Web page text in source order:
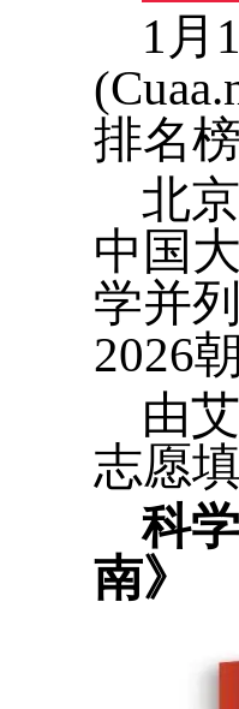
1月
排名榜
北
中国
学并
2026
由
志愿
科
南》